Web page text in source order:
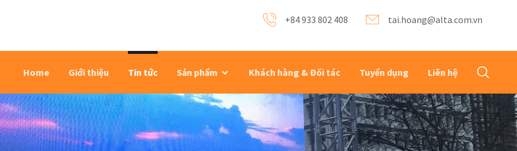
tai.hoang@alta.com.vn
+84 933 802 408
Home Giới thiệu Tin tức Sản phẩm Khách hàng & Đối tác Tuyển dụng Liên hệ